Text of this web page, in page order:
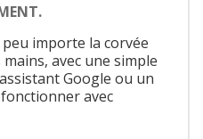
importe la corvée
avec une simple
Google ou un
avec